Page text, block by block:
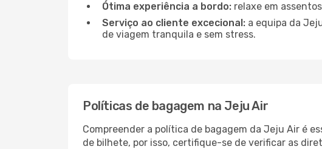
Ótima experiência a bordo: relaxe em
Serviço ao cliente excecional: a equipa da
de viagem tranquila e sem stress.
Políticas de bagagem na Jeju Air
Compreender a política de bagagem da Jeju Air é
de bilhete, por isso, certifique-se de verificar as